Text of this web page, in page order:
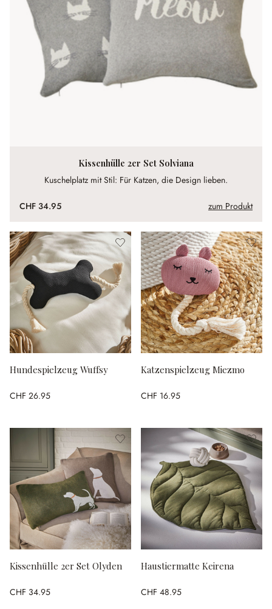
Kissenhülle 2er Set Solviana
Kuschelplatz mit Stil: Für Katzen, die Design lieben.
CHF 34.95 zum Produkt
Hundespielzeug Wuffsy
CHF 26.95
Katzenspielzeug Miezmo
CHF 16.95
Kissenhülle 2er Set Olyden
CHF 34.95
Haustiermatte Keirena
CHF 48.95